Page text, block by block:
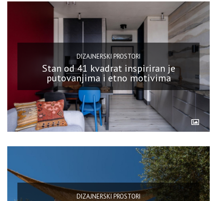
DIZAJNERSKI PROSTORI
Stan od 41 kvadrat inspiriran je
putovanjima i etno motivima
DIZAJNERSKI PROSTORI